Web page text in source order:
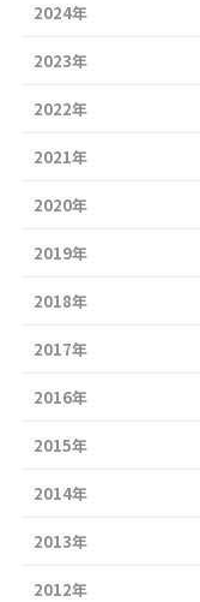
2024年
2023年
2022年
2021年
2020年
2019年
2018年
2017年
2016年
2015年
2014年
2013年
2012年